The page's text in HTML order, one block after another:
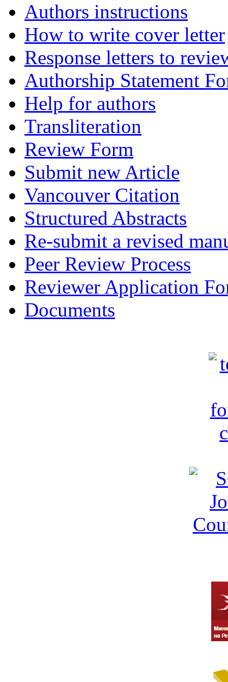
Authors instructions
How to write cover letter
Response letters to
Authorship Statement
Help for authors
Transliteration
Review Form
Submit new Article
Vancouver Citation
Structured Abstracts
Re-submit a revised
Peer Review Process
Reviewer Application
Documents